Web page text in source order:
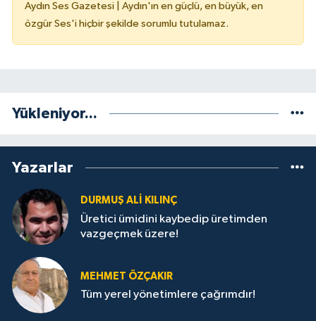
Aydın Ses Gazetesi | Aydın'ın en güçlü, en büyük, en
özgür Ses'i hiçbir şekilde sorumlu tutulamaz.
Yükleniyor...
Yazarlar
DURMUŞ ALI KILINÇ
Üretici ümidini kaybedip üretimden
vazgeçmek üzere!
MEHMET ÖZÇAKIR
Tüm yerel yönetimlere çağrımdır!